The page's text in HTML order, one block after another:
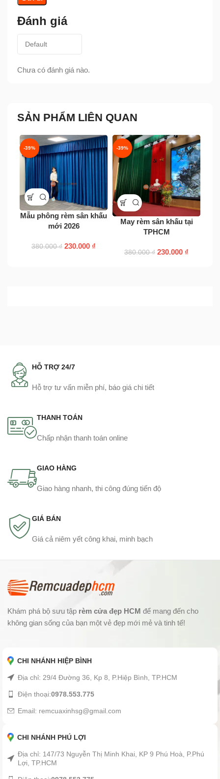
Đánh giá
Chưa có đánh giá nào.
SẢN PHẨM LIÊN QUAN
-39%
Mẫu phông rèm sân khấu
mới 2026
380.000₫ 230.000 ₫
-39%
May rèm sân khấu tại
TPHCM
380.000₫ 230.000 ₫
HỖ TRỢ 24/7
Hỗ trợ tư vấn miễn phí, báo giá chi tiết
THANH TOÁN
Chấp nhận thanh toán online
GIAO HÀNG
Giao hàng nhanh, thi công đúng tiến độ
GIÁ BÁN
Giá cả niêm yết công khai, minh bạch
Khám phá bộ sưu tập rèm cửa đẹp HCM để mang đến cho
không gian sống của bạn một vẻ đẹp mới mẻ và tinh tế!
CHI NHÁNH HIỆP BÌNH
Địa chỉ: 29/4 Đường 36, Kp 8, P.Hiệp Bình, TP.HCM
Điện thoại:0978.553.775
Email: remcuaxinhsg@gmail.com
CHI NHÁNH PHÚ LỢI
Địa chỉ: 147/73 Nguyễn Thị Minh Khai, KP 9 Phú Hoà, P.Phú
Lợi, TP.HCM